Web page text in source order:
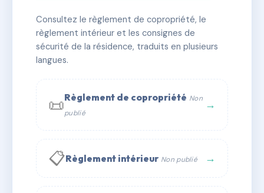
✓ Immatriculée 🏠 23 lots 🏗 1 bâtiment(s)
📞 Contacter Syndic Digital
Consultez le règlement de copropriété, le
règlement intérieur et les consignes de
sécurité de la résidence, traduits en plusieurs
langues.
📜Règlement de copropriété Non
publié
→
📋Règlement intérieur Non publié →